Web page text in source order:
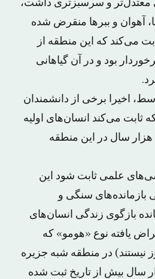
معتدل‌تر و سرسبزتری داشت،
آهوان و ببرها منقرض شده
می‌کند که این منطقه از
بود و در آن گیاهانی
اخیرا برخی از دانشمندان
ثابت می‌کند انسان‌های اولیه
تا قبل از ۳۰۰ الی ۵۰۰ هزار سال در این منطقه
علمی ثابت شود این
بازمانده‌های سنگی و
بازگوی زندگی انسان‌های
یافته نوع «هومو» که
نیستند) در منطقه شبه جزیره
بیش از تاریخ ثبت شده